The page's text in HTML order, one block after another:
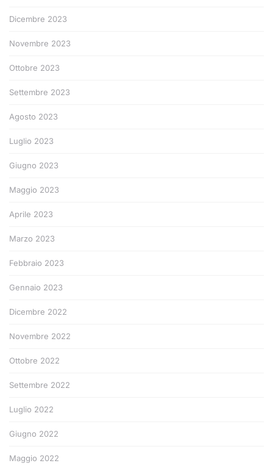
Dicembre 2023
Novembre 2023
Ottobre 2023
Settembre 2023
Agosto 2023
Luglio 2023
Giugno 2023
Maggio 2023
Aprile 2023
Marzo 2023
Febbraio 2023
Gennaio 2023
Dicembre 2022
Novembre 2022
Ottobre 2022
Settembre 2022
Luglio 2022
Giugno 2022
Maggio 2022